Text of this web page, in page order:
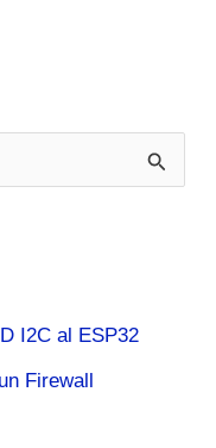
I2C al ESP32
Firewall